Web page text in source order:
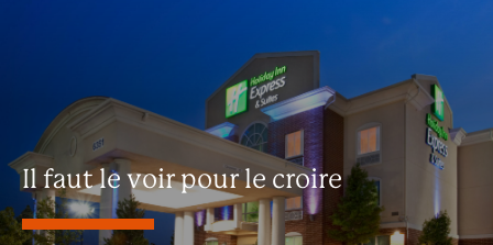
Il faut le voir pour le croire